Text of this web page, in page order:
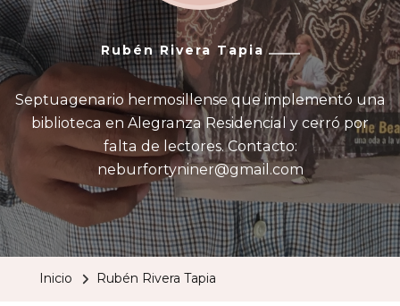
Rubén Rivera Tapia
Septuagenario hermosillense que implementó una
biblioteca en Alegranza Residencial y cerró por
falta de lectores. Contacto:
neburfortyniner@gmail.com
Inicio Rubén Rivera Tapia